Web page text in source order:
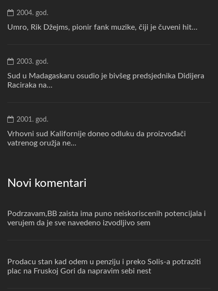
2004. god.
Umro, Rik Džejms, pionir fank muzike, čiji je čuveni hit...
2003. god.
Sud u Madagaskaru osudio je bivšeg predsjednika Didijera
Raciraka na...
2001. god.
Vrhovni sud Kalifornije doneo odluku da proizvođači
vatrenog oružja ne...
Novi komentari
Podrzavam,BB zaista ima puno neiskoriscenih potencijala i
verujem da je sve navedeno izvodljivo sem
Prodacu stan kad odem u penziju i preko Solis-a potraziti
plac na Fruskoj Gori da napravim sebi nest